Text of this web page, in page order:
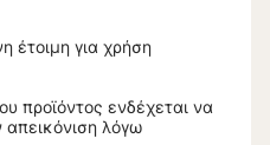
έτοιμη για χρήση
προϊόντος ενδέχεται να
λόγω